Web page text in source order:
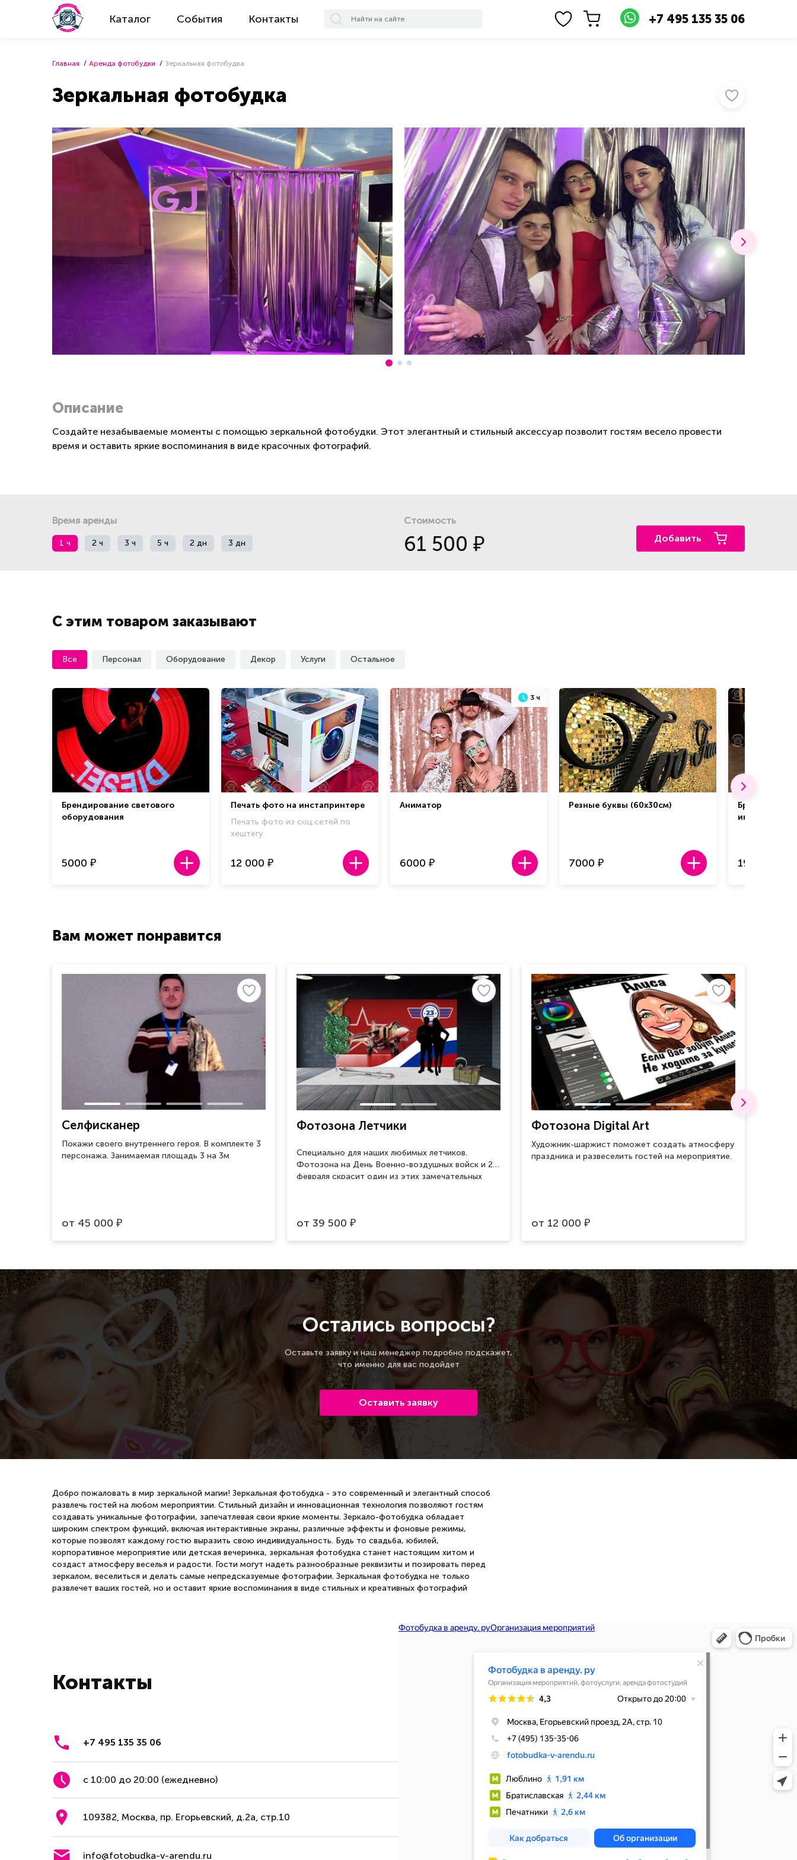
Каталог События Контакты +7 495 135 35 06
Главная Аренда фотобудки Зеркальная фотобудка
Зеркальная фотобудка
Описание
Создайте незабываемые моменты с помощью зеркальной фотобудки. Этот элегантный и стильный аксессуар позволит гостям весело провести
время и оставить яркие воспоминания в виде красочных фотографий.
Время аренды
1 ч 2 ч 3 ч 5 ч 2 дн 3 дн
Стоимость
61 500 ₽ Добавить
С этим товаром заказывают
Все Персонал Оборудование Декор Услуги Остальное
Брендирование светового
оборудования
5000 ₽
Печать фото на инстапринтере
Печать фото из соц.сетей по
хештегу
12 000 ₽
3 ч
Аниматор
6000 ₽
Резные буквы (60х30см)
7000 ₽ 19 000
Вам может понравится
Селфисканер
Покажи своего внутреннего героя. В комплекте 3
персонажа. Занимаемая площадь 3 на 3м
от 45 000 ₽
Фотозона Летчики
Специально для наших любимых летчиков.
Фотозона на День Военно-воздушных войск и 23
февраля скрасит один из этих замечательных
от 39 500 ₽
Фотозона Digital Art
Художник-шаржист поможет создать атмосферу
праздника и развеселить гостей на мероприятие.
от 12 000 ₽
Остались вопросы?
Оставьте заявку и наш менеджер подробно подскажет,
что именно для вас подойдет
Оставить заявку
Добро пожаловать в мир зеркальной магии! Зеркальная фотобудка - это современный и элегантный способ
развлечь гостей на любом мероприятии. Стильный дизайн и инновационная технология позволяют гостям
создавать уникальные фотографии, запечатлевая свои яркие моменты. Зеркало-фотобудка обладает
широким спектром функций, включая интерактивные экраны, различные эффекты и фоновые режимы,
которые позволят каждому гостю выразить свою индивидуальность. Будь то свадьба, юбилей,
корпоративное мероприятие или детская вечеринка, зеркальная фотобудка станет настоящим хитом и
создаст атмосферу веселья и радости. Гости могут надеть разнообразные реквизиты и позировать перед
зеркалом, веселиться и делать самые непредсказуемые фотографии. Зеркальная фотобудка не только
развлечет ваших гостей, но и оставит яркие воспоминания в виде стильных и креативных фотографий
Контакты
+7 495 135 35 06
с 10:00 до 20:00 (ежедневно)
109382, Москва, пр. Егорьевский, д.2а, стр.10
info@fotobudka-v-arendu.ru